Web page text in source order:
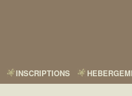
INSCRIPTIONS